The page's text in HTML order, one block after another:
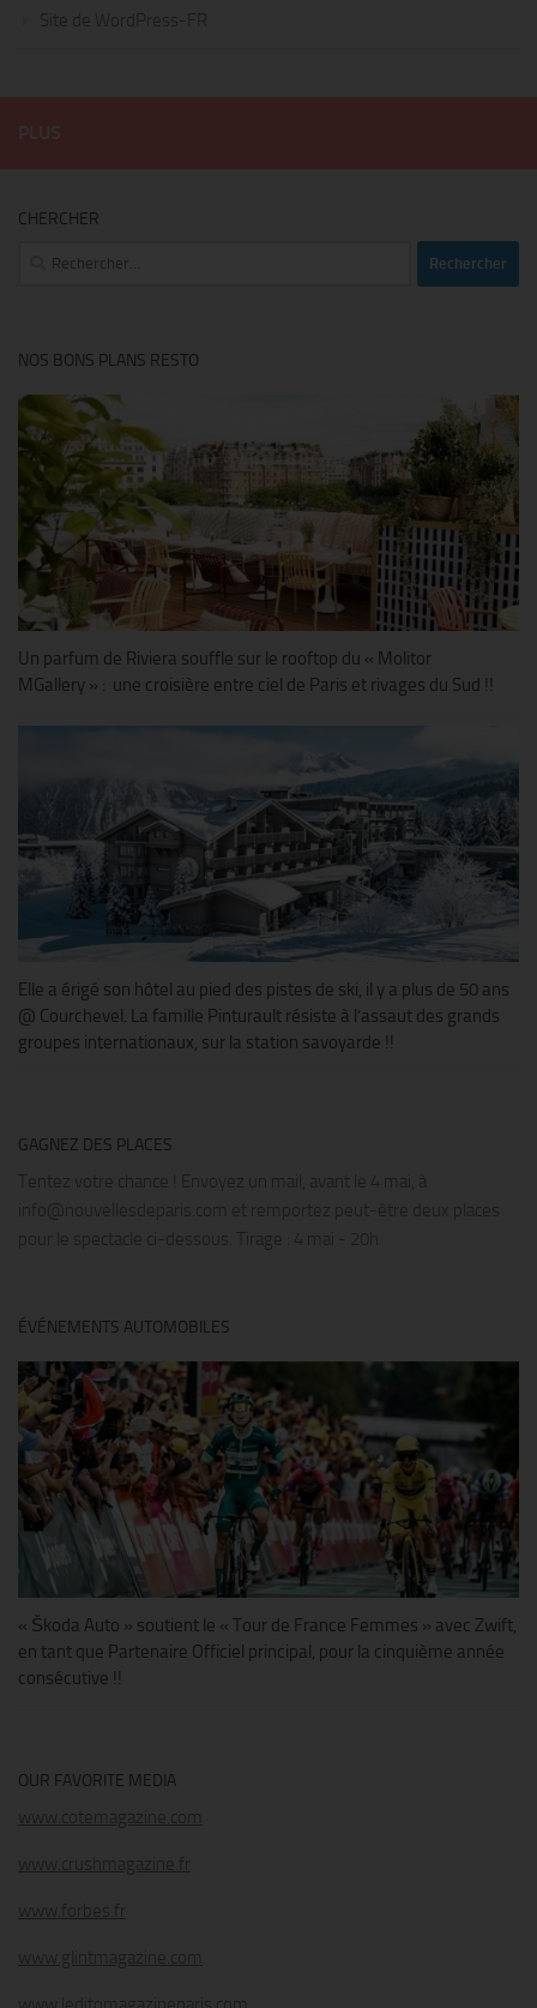
Site de WordPress-FR
CHERCHER
Rechercher :
NOS BONS PLANS RESTO
Un parfum de Riviera souffle sur le rooftop du « Molitor
MGallery » : une croisière entre ciel de Paris et rivages du Sud !!
Elle a érigé son hôtel au pied des pistes de ski, il y a plus de 50 ans
@ Courchevel. La famille Pinturault résiste à l’assaut des grands
groupes internationaux, sur la station savoyarde !!
GAGNEZ DES PLACES
Tentez votre chance ! Envoyez un mail, avant le 4 mai, à
info@nouvellesdeparis.com et remportez peut-être deux places
pour le spectacle ci-dessous. Tirage : 4 mai - 20h
ÉVÉNEMENTS AUTOMOBILES
« Škoda Auto » soutient le « Tour de France Femmes » avec Zwift,
en tant que Partenaire Officiel principal, pour la cinquième année
consécutive !!
OUR FAVORITE MEDIA
www.cotemagazine.com
www.crushmagazine.fr
www.forbes.fr
www.glintmagazine.com